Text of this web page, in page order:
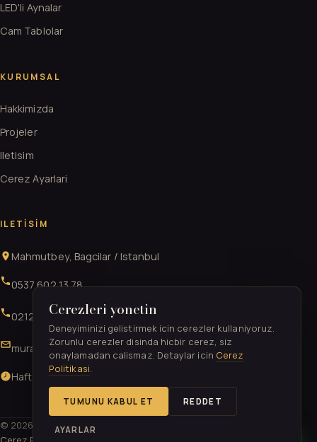
LED'li Aynalar
Cam Tablolar
KURUMSAL
Hakkimizda
Projeler
Iletisim
Cerez Ayarlari
ILETISIM
Mahmutbey, Bagcilar / Istanbul
0537 602 13 78
0212 706 52 41
muratgurkan52@gmail.com
Hafta ici & Cumartesi 09:00-21:00 · Pazar 11:00-17:00
© 2026 Star Gergi Tavan. Tum haklari saklidir. ·
Cerezleri yonetin
Deneyiminizi gelistirmek icin cerezler kullaniyoruz.
Zorunlu cerezler disinda hicbir cerez, siz
onaylamadan calismaz. Detaylar icin Cerez
Politikasi.
TUMUNU KABUL ET REDDET
AYARLAR